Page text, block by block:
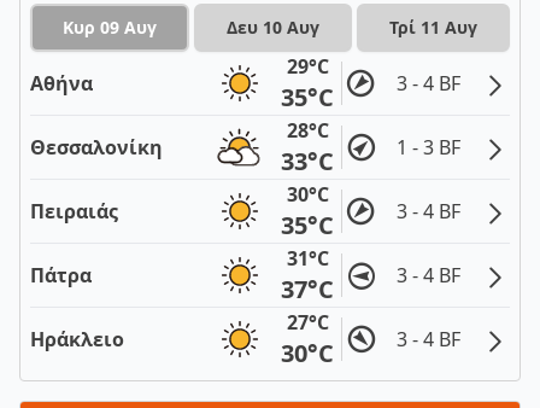
Κυρ 09 Αυγ Δευ 10 Αυγ Τρί 11 Αυγ
Αθήνα
29°C
35°C 3 - 4 BF
Θεσσαλονίκη
28°C
33°C 1 - 3 BF
Πειραιάς
30°C
35°C 3 - 4 BF
Πάτρα
31°C
37°C 3 - 4 BF
Ηράκλειο
27°C
30°C 3 - 4 BF